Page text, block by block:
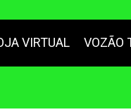
VIRTUAL VOZÃO